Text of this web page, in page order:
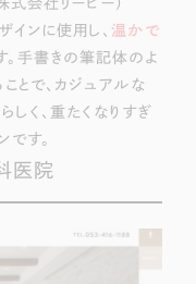
式会社リーピー）
ンに使用し、 温かで
。手書きの筆記体のよ
とで、カジュアルな
しく、重たくなりすぎ
です。
医院